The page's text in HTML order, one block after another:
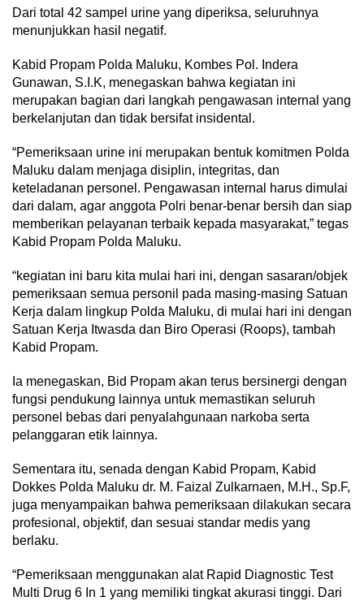
Dari total 42 sampel urine yang diperiksa, seluruhnya
menunjukkan hasil negatif.
Kabid Propam Polda Maluku, Kombes Pol. Indera
Gunawan, S.I.K, menegaskan bahwa kegiatan ini
merupakan bagian dari langkah pengawasan internal yang
berkelanjutan dan tidak bersifat insidental.
“Pemeriksaan urine ini merupakan bentuk komitmen Polda
Maluku dalam menjaga disiplin, integritas, dan
keteladanan personel. Pengawasan internal harus dimulai
dari dalam, agar anggota Polri benar-benar bersih dan siap
memberikan pelayanan terbaik kepada masyarakat,” tegas
Kabid Propam Polda Maluku.
“kegiatan ini baru kita mulai hari ini, dengan sasaran/objek
pemeriksaan semua personil pada masing-masing Satuan
Kerja dalam lingkup Polda Maluku, di mulai hari ini dengan
Satuan Kerja Itwasda dan Biro Operasi (Roops), tambah
Kabid Propam.
Ia menegaskan, Bid Propam akan terus bersinergi dengan
fungsi pendukung lainnya untuk memastikan seluruh
personel bebas dari penyalahgunaan narkoba serta
pelanggaran etik lainnya.
Sementara itu, senada dengan Kabid Propam, Kabid
Dokkes Polda Maluku dr. M. Faizal Zulkarnaen, M.H., Sp.F,
juga menyampaikan bahwa pemeriksaan dilakukan secara
profesional, objektif, dan sesuai standar medis yang
berlaku.
“Pemeriksaan menggunakan alat Rapid Diagnostic Test
Multi Drug 6 In 1 yang memiliki tingkat akurasi tinggi. Dari